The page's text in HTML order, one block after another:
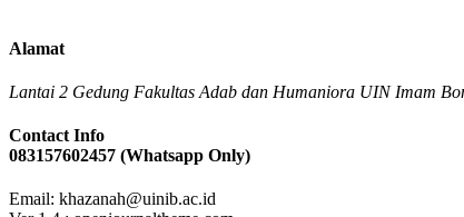
Alamat
Lantai 2 Gedung Fakultas Adab dan Humaniora UIN Imam
Contact Info
083157602457 (Whatsapp Only)
Email: khazanah@uinib.ac.id